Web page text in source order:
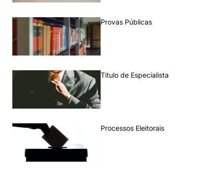
Loja da Agrária
Mudança de Par Instituição/Curso
©2026 Instituto Politécnico de Coimbra. Todos os direitos reservados.
Provas Públicas
Titulo de Especialista
Processos Eleitorais